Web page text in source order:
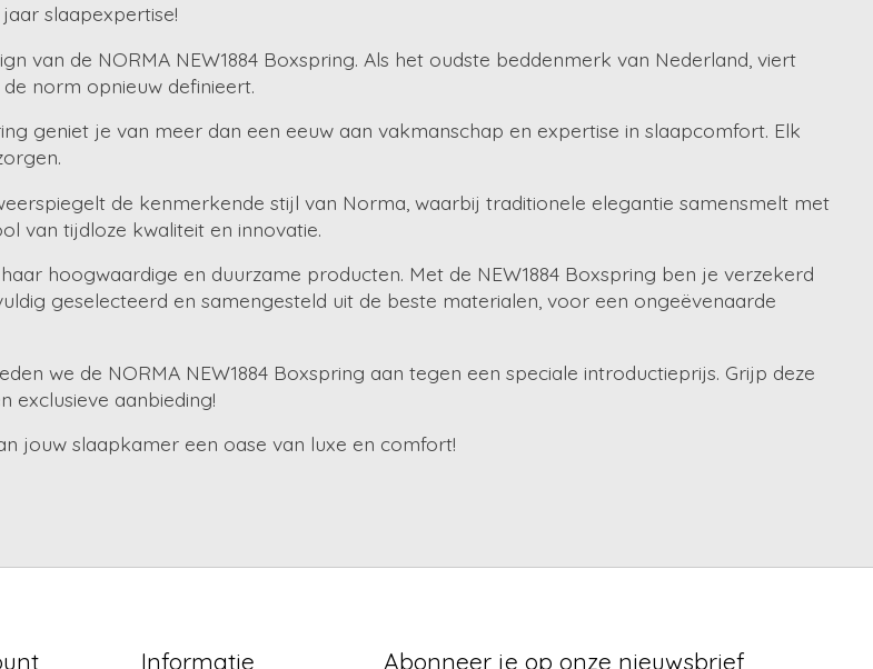
slaapexpertise!
van de NORMA NEW1884 Boxspring. Als het oudste beddenmerk van Nederland, viert
norm opnieuw definieert.
geniet je van meer dan een eeuw aan vakmanschap en expertise in slaapcomfort. Elk
de kenmerkende stijl van Norma, waarbij traditionele elegantie samensmelt met
van tijdloze kwaliteit en innovatie.
hoogwaardige en duurzame producten. Met de NEW1884 Boxspring ben je verzekerd
geselecteerd en samengesteld uit de beste materialen, voor een ongeëvenaarde
we de NORMA NEW1884 Boxspring aan tegen een speciale introductieprijs. Grijp deze
exclusieve aanbieding!
jouw slaapkamer een oase van luxe en comfort!
Informatie Abonneer je op onze nieuwsbrief